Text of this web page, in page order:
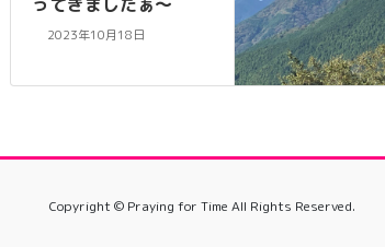
2023年10月18日
Copyright © Praying for Time All Rights Reserved.